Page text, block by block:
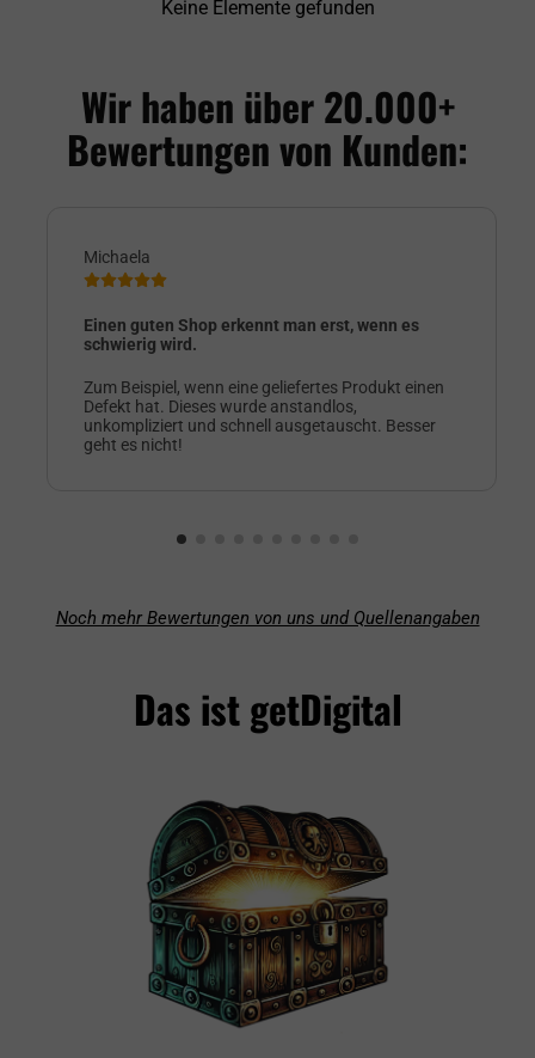
Keine Elemente gefunden
Wir haben über 20.000+
Bewertungen von Kunden:
Michaela
Einen guten Shop erkennt man erst, wenn es
schwierig wird.
Zum Beispiel, wenn eine geliefertes Produkt einen
Defekt hat. Dieses wurde anstandlos,
unkompliziert und schnell ausgetauscht. Besser
geht es nicht!
Noch mehr Bewertungen von uns und Quellenangaben
Das ist getDigital